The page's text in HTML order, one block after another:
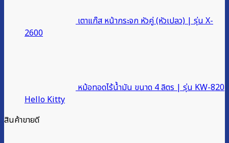
เตาแก๊ส หน้ากระจก หัวคู่ (หัวเปลว) | รุ่น X-
2600
หม้อทอดไร้น้ำมัน ขนาด 4 ลิตร | รุ่น KW-820
Hello Kitty
สินค้าขายดี